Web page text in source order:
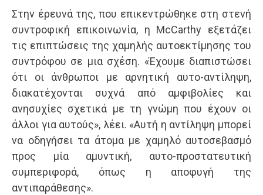
Στην έρευνά της, που επικεντρώθηκε στη στενή
συντροφική επικοινωνία, η McCarthy εξετάζει
τις επιπτώσεις της χαμηλής αυτοεκτίμησης του
συντρόφου σε μια σχέση. «Έχουμε διαπιστώσει
ότι οι άνθρωποι με αρνητική αυτο-αντίληψη,
διακατέχονται συχνά από αμφιβολίες και
ανησυχίες σχετικά με τη γνώμη που έχουν οι
άλλοι για αυτούς», λέει. «Αυτή η αντίληψη μπορεί
να οδηγήσει τα άτομα με χαμηλό αυτοσεβασμό
προς μία αμυντική, αυτο-προστατευτική
συμπεριφορά, όπως η αποφυγή της
αντιπαράθεσης».